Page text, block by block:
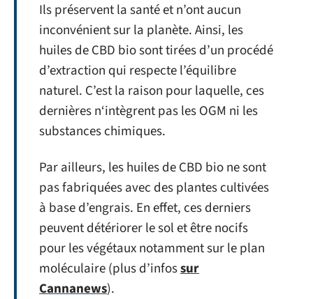
Ils préservent la santé et n’ont aucun
inconvénient sur la planète. Ainsi, les
huiles de CBD bio sont tirées d’un procédé
d’extraction qui respecte l’équilibre
naturel. C’est la raison pour laquelle, ces
dernières n‘intègrent pas les OGM ni les
substances chimiques.
Par ailleurs, les huiles de CBD bio ne sont
pas fabriquées avec des plantes cultivées
à base d’engrais. En effet, ces derniers
peuvent détériorer le sol et être nocifs
pour les végétaux notamment sur le plan
moléculaire (plus d’infossur
Cannanews).